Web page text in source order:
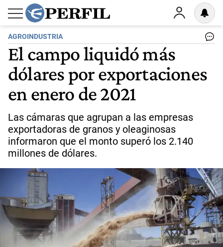
AGROINDUSTRIA
El campo liquidó más
dólares por exportaciones
en enero de 2021
Las cámaras que agrupan a las empresas
exportadoras de granos y oleaginosas
informaron que el monto superó los 2.140
millones de dólares.